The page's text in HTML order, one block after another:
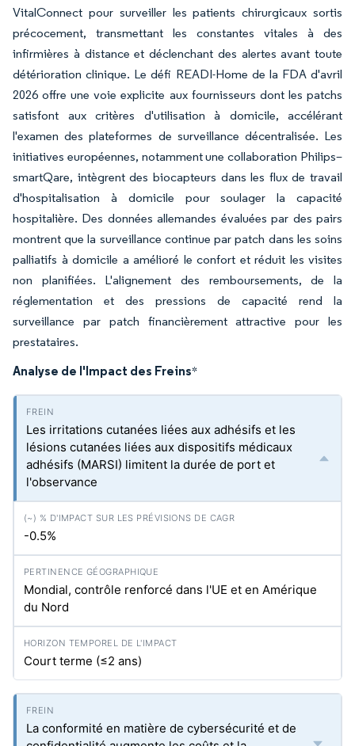
VitalConnect pour surveiller les patients chirurgicaux sortis
précocement, transmettant les constantes vitales à des
infirmières à distance et déclenchant des alertes avant toute
détérioration clinique. Le défi READI-Home de la FDA d'avril
2026 offre une voie explicite aux fournisseurs dont les patchs
satisfont aux critères d'utilisation à domicile, accélérant
l'examen des plateformes de surveillance décentralisée. Les
initiatives européennes, notamment une collaboration Philips–
smartQare, intègrent des biocapteurs dans les flux de travail
d'hospitalisation à domicile pour soulager la capacité
hospitalière. Des données allemandes évaluées par des pairs
montrent que la surveillance continue par patch dans les soins
palliatifs à domicile a amélioré le confort et réduit les visites
non planifiées. L'alignement des remboursements, de la
réglementation et des pressions de capacité rend la
surveillance par patch financièrement attractive pour les
prestataires.
Analyse de l'Impact des Freins*
Les irritations cutanées liées aux adhésifs et les
lésions cutanées liées aux dispositifs médicaux
adhésifs (MARSI) limitent la durée de port et
l'observance
-0.5%
Mondial, contrôle renforcé dans l'UE et en Amérique
du Nord
Court terme (≤2 ans)
La conformité en matière de cybersécurité et de